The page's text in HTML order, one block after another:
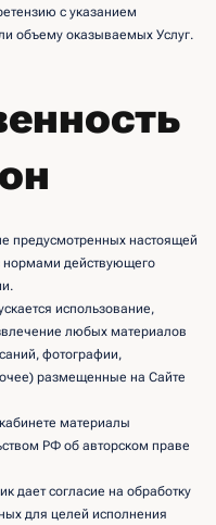
с указанием
объему оказываемых Услуг.
предусмотренных настоящей
нормами действующего
использование,
любых материалов
фотографии,
размещенные на Сайте
материалы
РФ об авторском праве
дает согласие на обработку
для целей исполнения